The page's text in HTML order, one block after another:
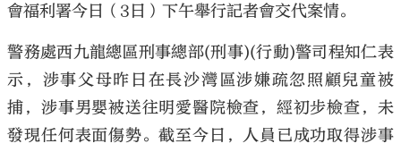
會福利署今日（3日）下午舉行記者會交代案情。
警務處西九龍總區刑事總部(刑事)(行動)警司程知仁表
示，涉事父母昨日在長沙灣區涉嫌疏忽照顧兒童被
捕，涉事男嬰被送往明愛醫院檢查，經初步檢查，未
發現任何表面傷勢。截至今日，人員已成功取得涉事